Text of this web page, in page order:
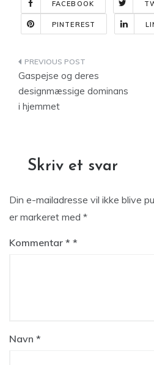
FACEBOOK
PINTEREST
Indlægsnavigation
Gaspejse og deres
designmæssige dominans
i hjemmet
Skriv et svar
Din e-mailadresse vil ikke blive
er markeret med *
Kommentar *
Navn *